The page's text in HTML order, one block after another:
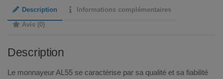
AL55-
V
Description
Informations complémentaires
Avis (0)
Description
Le monnayeur AL55 se caractérise par sa qualité et sa fiabilité